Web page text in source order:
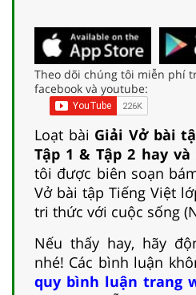
Theo dõi chúng tôi miễn phí
facebook và youtube:
Loạt bài Giải Vở bài
Tập 1 & Tập 2 hay
tôi được biên soạn
Vở bài tập Tiếng Việt
tri thức với cuộc sống
Nếu thấy hay, hãy
nhé! Các bình luận
quy bình luận trang